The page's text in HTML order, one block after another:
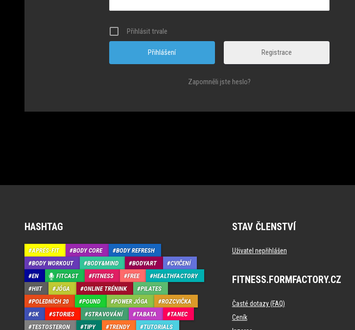
Přihlásit trvale
Registrace
Zapomněli jste heslo?
HASHTAG
APRÉS-FIT BODY CORE
BODY REFRESH
BODY WORKOUT
BODY&MIND BODYART
CVIČENÍ
EN
FITCAST FITNESS FREE
HEALTHFACTORY
HIIT
JÓGA ONLINE TRÉNINK
PILATES
POLEDNÍCH 20
POUND POWER JÓGA
ROZCVIČKA
SK
STORIES STRAVOVÁNÍ TABATA
TANEC
TESTOSTERON
TIPY TRENDY TUTORIALS
STAV ČLENSTVÍ
Uživatel nepřihlášen
FITNESS.FORMFACTORY.CZ
Časté dotazy (FAQ)
Ceník